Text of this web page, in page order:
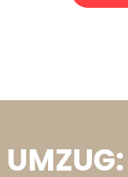
UMZUG: